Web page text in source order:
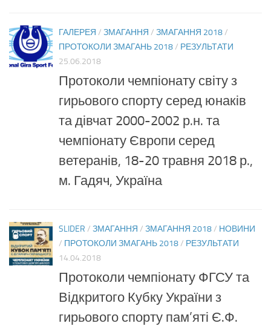
ГАЛЕРЕЯ / ЗМАГАННЯ / ЗМАГАННЯ 2018/
ПРОТОКОЛИ ЗМАГАНЬ 2018/ РЕЗУЛЬТАТИ
25.06.2018
Протоколи чемпіонату світу з
гирьового спорту серед юнаків
та дівчат 2000-2002 р.н. та
чемпіонату Європи серед
ветеранів, 18-20 травня 2018 р.,
м. Гадяч, Україна
SLIDER / ЗМАГАННЯ / ЗМАГАННЯ 2018/ НОВИНИ
/ ПРОТОКОЛИ ЗМАГАНЬ 2018/ РЕЗУЛЬТАТИ
14.04.2018
Протоколи чемпіонату ФГСУ та
Відкритого Кубку України з
гирьового спорту пам’яті Є.Ф.